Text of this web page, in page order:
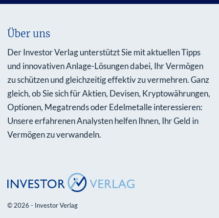
Über uns
Der Investor Verlag unterstützt Sie mit aktuellen Tipps
und innovativen Anlage-Lösungen dabei, Ihr Vermögen
zu schützen und gleichzeitig effektiv zu vermehren. Ganz
gleich, ob Sie sich für Aktien, Devisen, Kryptowährungen,
Optionen, Megatrends oder Edelmetalle interessieren:
Unsere erfahrenen Analysten helfen Ihnen, Ihr Geld in
Vermögen zu verwandeln.
© 2026 - Investor Verlag